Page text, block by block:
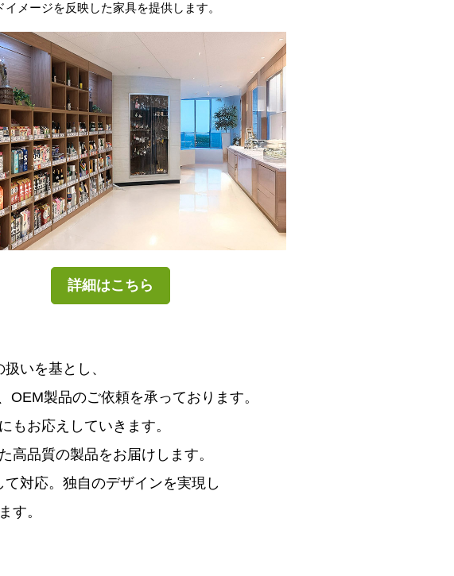
イメージを反映した家具を提供します。
詳細はこちら
いを基とし、
製品のご依頼を承っております。
もお応えしていきます。
高品質の製品をお届けします。
対応。独自のデザインを実現し
す。